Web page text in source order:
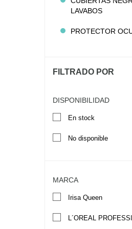
LAVABOS
PROTECTOR
FILTRADO POR
DISPONIBILIDAD
En stock
No disponible
MARCA
Irisa Queen
L´OREAL